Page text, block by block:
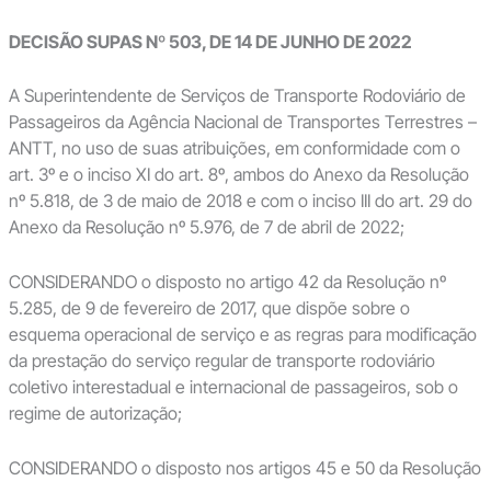
DECISÃO SUPAS Nº 503, DE 14 DE JUNHO DE 2022
A Superintendente de Serviços de Transporte Rodoviário de
Passageiros da Agência Nacional de Transportes Terrestres –
ANTT, no uso de suas atribuições, em conformidade com o
art. 3º e o inciso XI do art. 8º, ambos do Anexo da Resolução
nº 5.818, de 3 de maio de 2018 e com o inciso III do art. 29 do
Anexo da Resolução nº 5.976, de 7 de abril de 2022;
CONSIDERANDO o disposto no artigo 42 da Resolução nº
5.285, de 9 de fevereiro de 2017, que dispõe sobre o
esquema operacional de serviço e as regras para modificação
da prestação do serviço regular de transporte rodoviário
coletivo interestadual e internacional de passageiros, sob o
regime de autorização;
CONSIDERANDO o disposto nos artigos 45 e 50 da Resolução